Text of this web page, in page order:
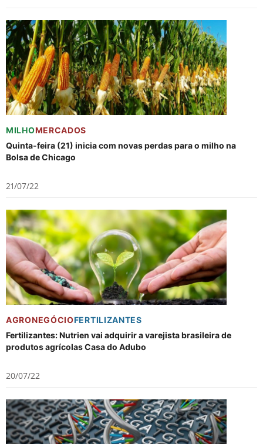
MILHOMERCADOS
Quinta-feira (21) inicia com novas perdas para o milho na
Bolsa de Chicago
21/07/22
AGRONEGÓCIOFERTILIZANTES
Fertilizantes: Nutrien vai adquirir a varejista brasileira de
produtos agrícolas Casa do Adubo
20/07/22